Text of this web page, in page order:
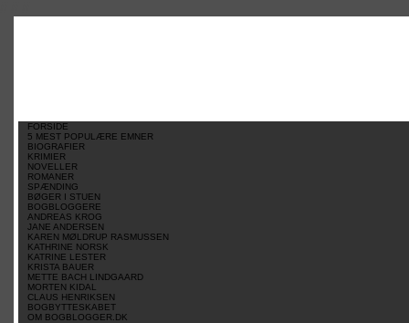
FORSIDE
5 MEST POPULÆRE EMNER
BIOGRAFIER
KRIMIER
NOVELLER
ROMANER
SPÆNDING
BØGER I STUEN
BOGBLOGGERE
ANDREAS KROG
JANE ANDERSEN
KAREN MØLDRUP RASMUSSEN
KATHRINE NORSK
KATRINE LESTER
KRISTA BAUER
METTE BACH LINDGAARD
MORTEN KIDAL
CLAUS HENRIKSEN
BOGBYTTESKABET
OM BOGBLOGGER.DK